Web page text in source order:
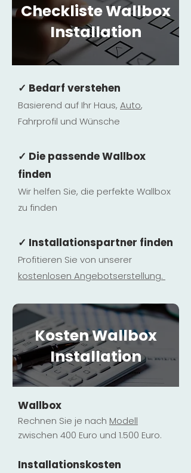
Checkliste Wallbox
Installation
✓ Bedarf verstehen
Basierend auf Ihr Haus, Auto,
Fahrprofil und Wünsche
✓ Die passende Wallbox
finden
Wir helfen Sie, die perfekte Wallbox
zu finden
✓ Installationspartner finden
Profitieren Sie von unserer
kostenlosen Angebotserstellung.
Kosten Wallbox
Installation
Wallbox
Rechnen Sie je nach Modell
zwischen 400 Euro und 1.500 Euro.
Installationskosten